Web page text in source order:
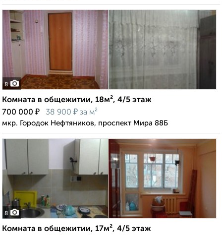
8
Комната в общежитии, 18м², 4/5 этаж
700 000 ₽ 38 900 ₽ за м²
мкр. Городок Нефтяников, проспект Мира 88Б
8
Комната в общежитии, 17м², 4/5 этаж